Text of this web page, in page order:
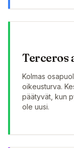
Terceros
Kolmas
oikeusturva.
päätyvät, kun
ole uusi.